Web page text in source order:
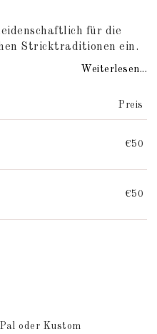
für die
Stricktraditionen ein.
Weiterlesen...
Preis
€50
€50
oder Kustom